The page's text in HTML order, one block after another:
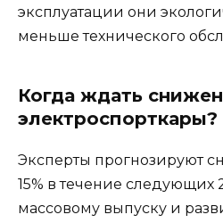
эксплуатации они
меньше технического
Когда ждать
электроспорткары?
Эксперты прогнозируют
15% в течение следующих
массовому выпуску и